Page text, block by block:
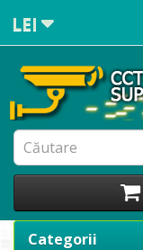
LEI
Categorii